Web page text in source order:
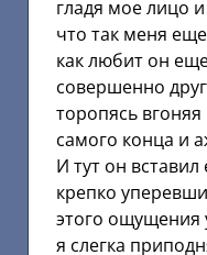
гладя мое лицо
что так меня
как любит он
совершенно
торопясь
самого конца и
И тут он
крепко
этого ощущения
я слегка